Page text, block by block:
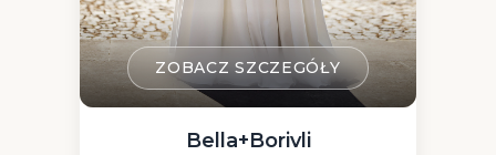
ZOBACZ SZCZEGÓŁY
Bella+Borivli